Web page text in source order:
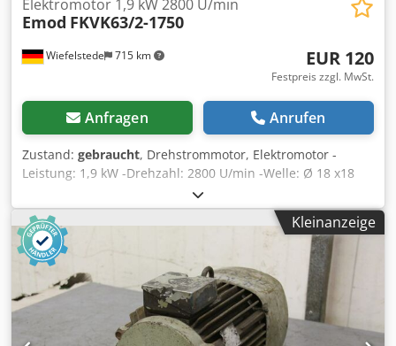
Wiefelstede 715 km
Elektromotor 1,9 kW 2800 U/min
Emod FKVK63/2-1750
EUR 120
Festpreis zzgl. MwSt.
Anfragen Anrufen
Zustand: gebraucht, Drehstrommotor, Elektromotor -
Leistung: 1,9 kW -Drehzahl: 2800 U/min -Welle: Ø 18 x18
mm -Bauform: B14 -Schutzart: IP54 -Abmessungen:
355/115/H150 mm Crjdofim Sfjpfx Afusf -Gewicht: 15 kg
Kleinanzeige